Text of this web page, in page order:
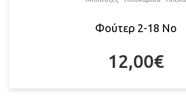
Φούτερ 2-18 Νο
12,00€